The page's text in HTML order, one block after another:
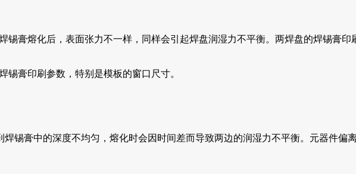
锡膏熔化后，表面张力不一样，同样会引起焊盘润湿力不平衡。两焊盘的焊锡膏
锡膏印刷参数，特别是模板的窗口尺寸。
锡膏中的深度不均匀，熔化时会因时间差而导致两边的润湿力不平衡。元器件偏